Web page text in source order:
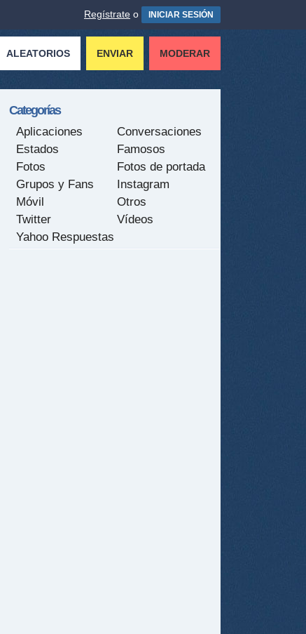
Regístrate o INICIAR SESIÓN
ALEATORIOS ENVIAR MODERAR
Categorías
Aplicaciones
Conversaciones
Estados
Famosos
Fotos
Fotos de portada
Grupos y Fans
Instagram
Móvil
Otros
Twitter
Vídeos
Yahoo Respuestas